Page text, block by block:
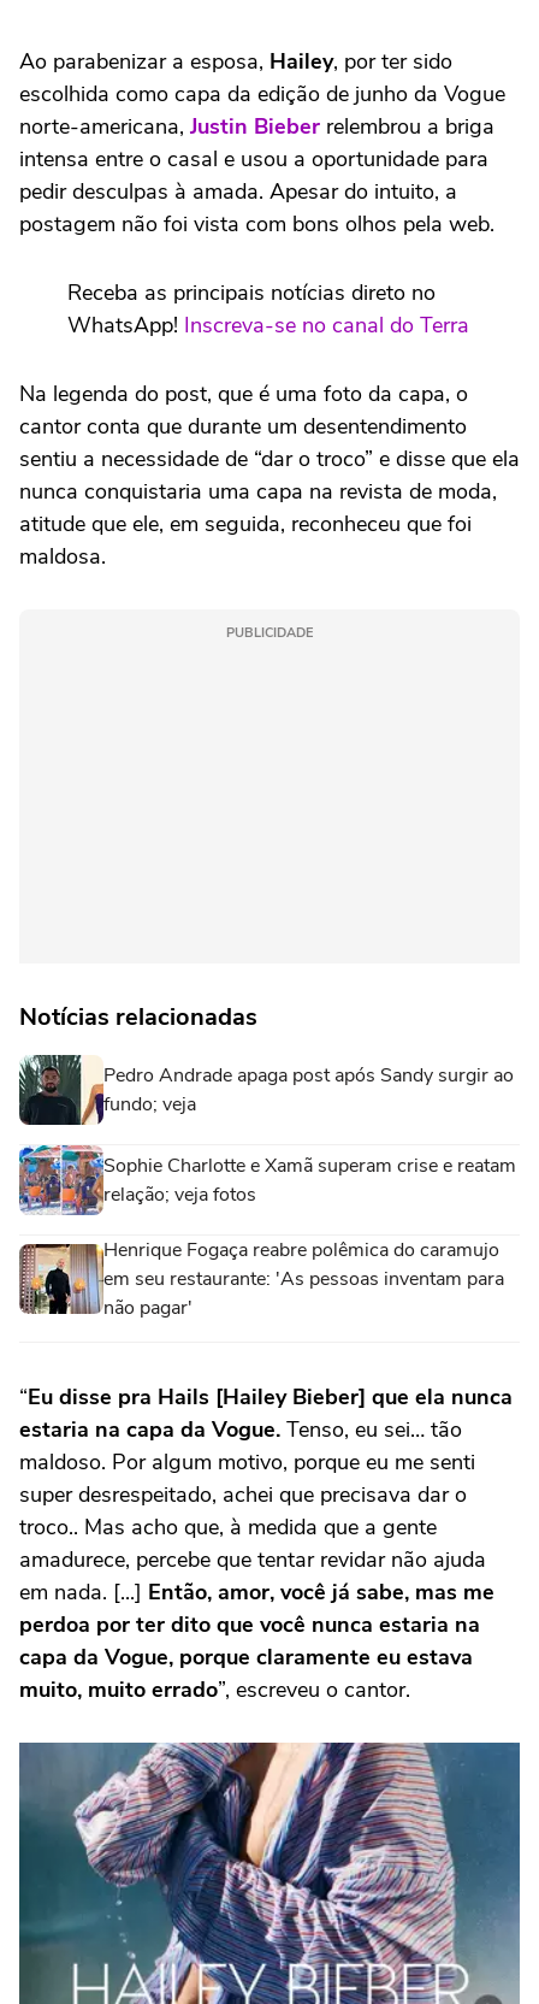
Ao parabenizar a esposa, Hailey, por ter sido
escolhida como capa da edição de junho da Vogue
norte-americana, Justin Bieber relembrou a briga
intensa entre o casal e usou a oportunidade para
pedir desculpas à amada. Apesar do intuito, a
postagem não foi vista com bons olhos pela web.
Receba as principais notícias direto no
WhatsApp! Inscreva-se no canal do Terra
Na legenda do post, que é uma foto da capa, o
cantor conta que durante um desentendimento
sentiu a necessidade de “dar o troco” e disse que ela
nunca conquistaria uma capa na revista de moda,
atitude que ele, em seguida, reconheceu que foi
maldosa.
PUBLICIDADE
Notícias relacionadas
Pedro Andrade apaga post após Sandy surgir ao
fundo; veja
Sophie Charlotte e Xamã superam crise e reatam
relação; veja fotos
Henrique Fogaça reabre polêmica do caramujo
em seu restaurante: 'As pessoas inventam para
não pagar'
“Eu disse pra Hails [Hailey Bieber] que ela nunca
estaria na capa da Vogue. Tenso, eu sei… tão
maldoso. Por algum motivo, porque eu me senti
super desrespeitado, achei que precisava dar o
troco.. Mas acho que, à medida que a gente
amadurece, percebe que tentar revidar não ajuda
em nada. [...] Então, amor, você já sabe, mas me
perdoa por ter dito que você nunca estaria na
capa da Vogue, porque claramente eu estava
muito, muito errado”, escreveu o cantor.